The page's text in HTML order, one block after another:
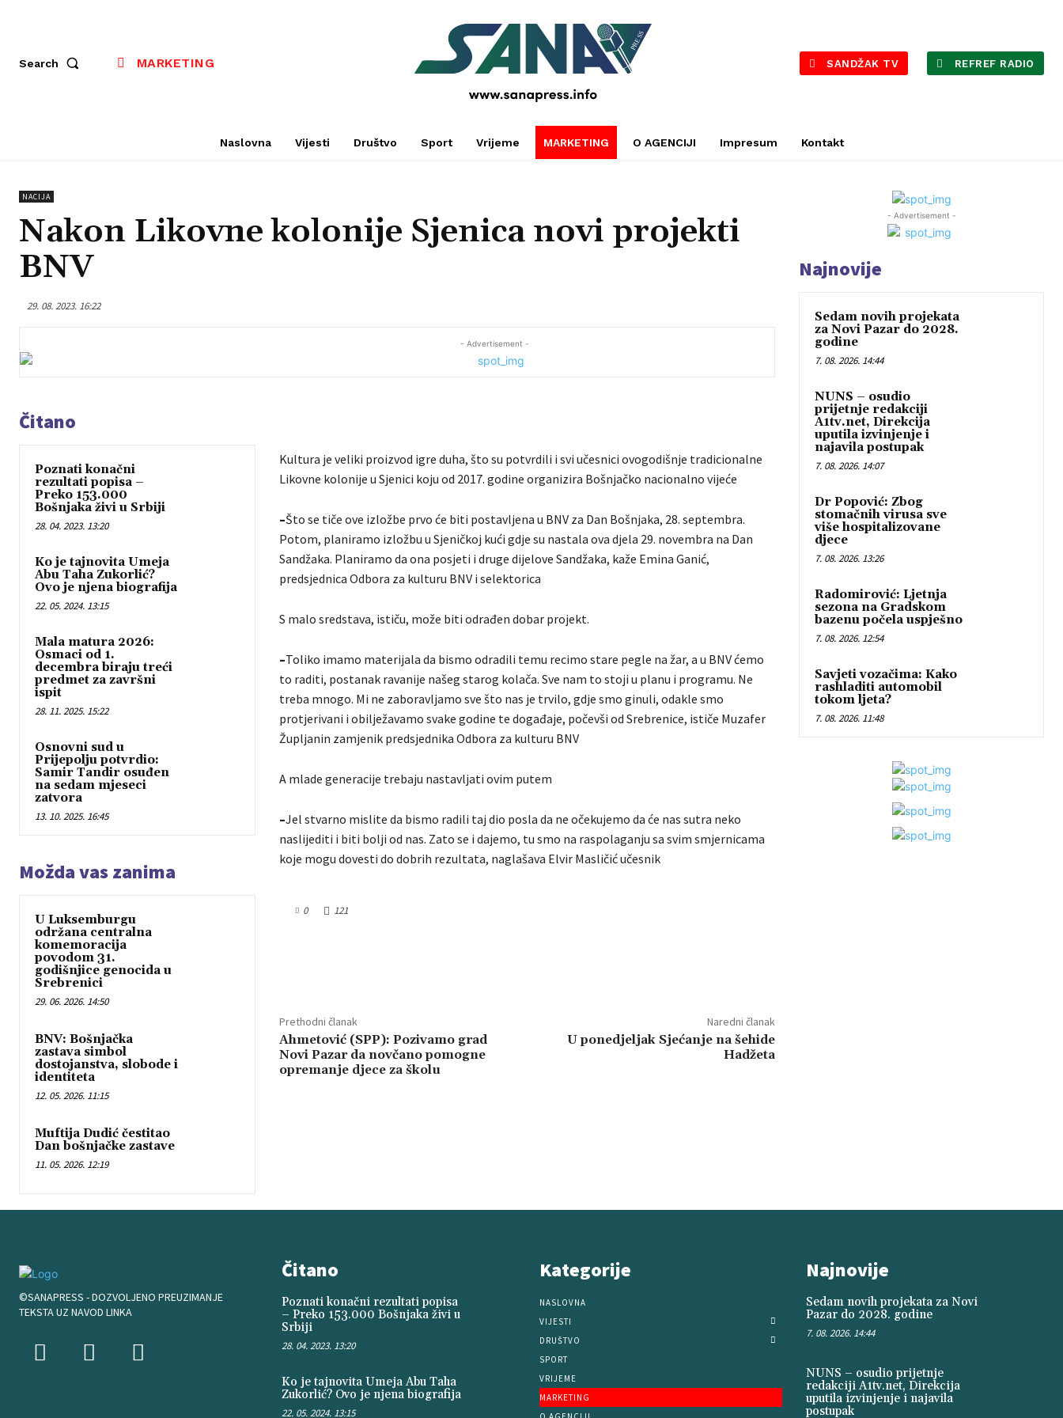
Search MARKETING
PRESS
SANDŽAK TV REFREF RADIO
Naslovna Vijesti Društvo Sport Vrijeme MARKETING O AGENCIJI Impresum Kontakt
NACIJA
Nakon Likovne kolonije Sjenica novi projekti
BNV
29. 08. 2023. 16:22
- Advertisement -
Čitano
Poznati konačni
rezultati popisa –
Preko 153.000
Bošnjaka živi u Srbiji
28. 04. 2023. 13:20
Ko je tajnovita Umeja
Abu Taha Zukorlić?
Ovo je njena biografija
22. 05. 2024. 13:15
Mala matura 2026:
Osmaci od 1.
decembra biraju treći
predmet za završni
ispit
28. 11. 2025. 15:22
Osnovni sud u
Prijepolju potvrdio:
Samir Tandir osuđen
na sedam mjeseci
zatvora
13. 10. 2025. 16:45
Možda vas zanima
U Luksemburgu
održana centralna
komemoracija
povodom 31.
godišnjice genocida u
Srebrenici
29. 06. 2026. 14:50
BNV: Bošnjačka
zastava simbol
dostojanstva, slobode i
identiteta
12. 05. 2026. 11:15
Muftija Dudić čestitao
Dan bošnjačke zastave
11. 05. 2026. 12:19
Kultura je veliki proizvod igre duha, što su potvrdili i svi učesnici ovogodišnje tradicionalne
Likovne kolonije u Sjenici koju od 2017. godine organizira Bošnjačko nacionalno vijeće
–Što se tiče ove izložbe prvo će biti postavljena u BNV za Dan Bošnjaka, 28. septembra.
Potom, planiramo izložbu u Sjeničkoj kući gdje su nastala ova djela 29. novembra na Dan
Sandžaka. Planiramo da ona posjeti i druge dijelove Sandžaka, kaže Emina Ganić,
predsjednica Odbora za kulturu BNV i selektorica
S malo sredstava, ističu, može biti odrađen dobar projekt.
–Toliko imamo materijala da bismo odradili temu recimo stare pegle na žar, a u BNV ćemo
to raditi, postanak ravanije našeg starog kolača. Sve nam to stoji u planu i programu. Ne
treba mnogo. Mi ne zaboravljamo sve što nas je trvilo, gdje smo ginuli, odakle smo
protjerivani i obilježavamo svake godine te događaje, počevši od Srebrenice, ističe Muzafer
Župljanin zamjenik predsjednika Odbora za kulturu BNV
A mlade generacije trebaju nastavljati ovim putem
–Jel stvarno mislite da bismo radili taj dio posla da ne očekujemo da će nas sutra neko
naslijediti i biti bolji od nas. Zato se i dajemo, tu smo na raspolaganju sa svim smjernicama
koje mogu dovesti do dobrih rezultata, naglašava Elvir Masličić učesnik
0 121
Prethodni članak
Ahmetović (SPP): Pozivamo grad
Novi Pazar da novčano pomogne
opremanje djece za školu
Naredni članak
U ponedjeljak Sjećanje na šehide
Hadžeta
- Advertisement -
Najnovije
Sedam novih projekata
za Novi Pazar do 2028.
godine
7. 08. 2026. 14:44
NUNS – osudio
prijetnje redakciji
A1tv.net, Direkcija
uputila izvinjenje i
najavila postupak
7. 08. 2026. 14:07
Dr Popović: Zbog
stomačnih virusa sve
više hospitalizovane
djece
7. 08. 2026. 13:26
Radomirović: Ljetnja
sezona na Gradskom
bazenu počela uspješno
7. 08. 2026. 12:54
Savjeti vozačima: Kako
rashladiti automobil
tokom ljeta?
7. 08. 2026. 11:48
©SANAPRESS - DOZVOLJENO PREUZIMANJE
TEKSTA UZ NAVOD LINKA
Čitano
Poznati konačni rezultati popisa
– Preko 153.000 Bošnjaka živi u
Srbiji
28. 04. 2023. 13:20
Ko je tajnovita Umeja Abu Taha
Zukorlić? Ovo je njena biografija
22. 05. 2024. 13:15
Kategorije
NASLOVNA
VIJESTI
DRUŠTVO
SPORT
VRIJEME
MARKETING
Najnovije
Sedam novih projekata za Novi
Pazar do 2028. godine
7. 08. 2026. 14:44
NUNS – osudio prijetnje
redakciji A1tv.net, Direkcija
uputila izvinjenje i najavila
postupak